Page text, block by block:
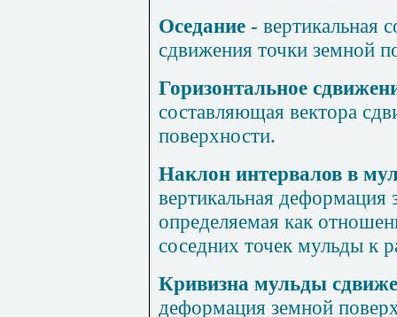
Оседание - вертикальная
сдвижения точки земной
Горизонтальное
составляющая вектора
поверхности.
Наклон интервалов в
вертикальная деформация
определяемая как
соседних точек мульды к
Кривизна мульды
деформация земной